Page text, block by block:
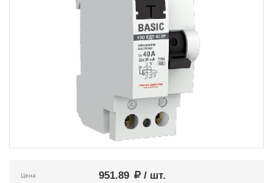
Цена 951.89 / шт.